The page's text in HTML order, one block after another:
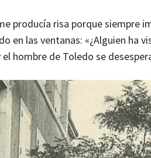
producía risa porque siempre
en las ventanas: «¿Alguien ha
hombre de Toledo se